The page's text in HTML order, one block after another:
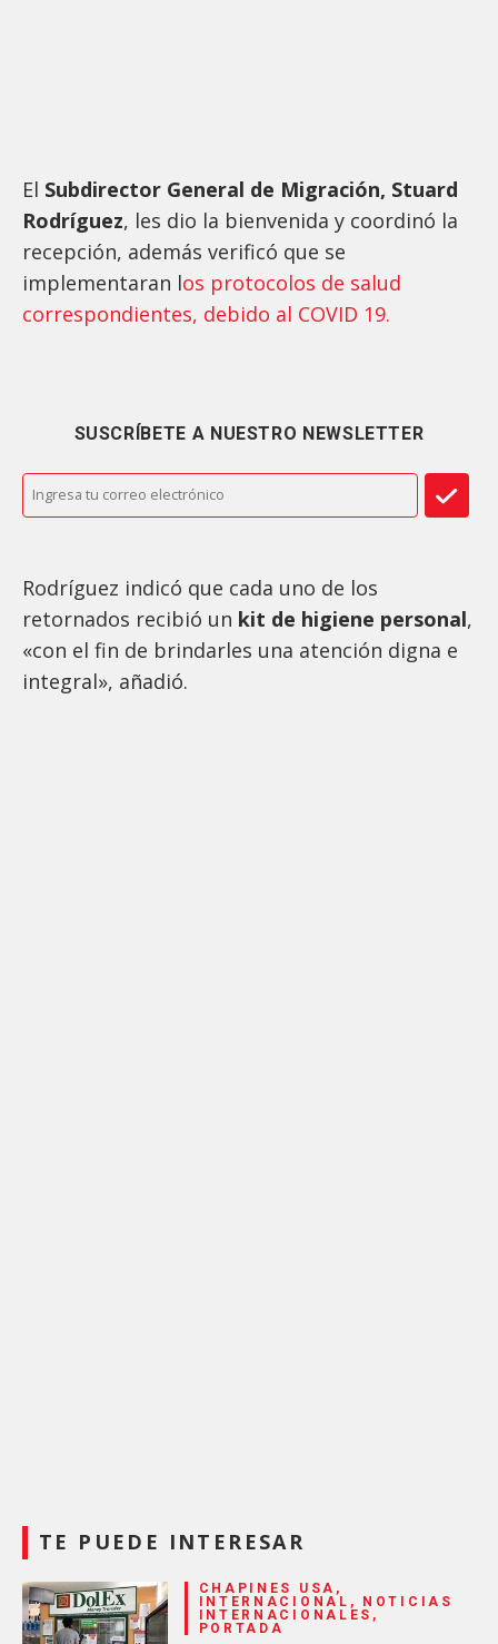
El Subdirector General de Migración, Stuard
Rodríguez, les dio la bienvenida y coordinó la
recepción, además verificó que se
implementaran los protocolos de salud
correspondientes, debido al COVID 19.
SUSCRÍBETE A NUESTRO NEWSLETTER
Rodríguez indicó que cada uno de los
retornados recibió un kit de higiene personal,
«con el fin de brindarles una atención digna e
integral», añadió.
TE PUEDE INTERESAR
CHAPINES USA,
INTERNACIONAL, NOTICIAS
INTERNACIONALES,
PORTADA